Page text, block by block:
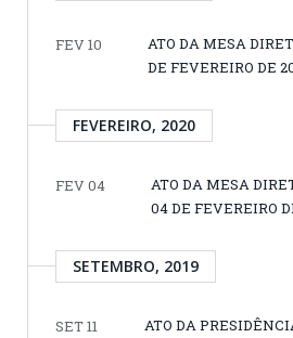
FEV 10
ATO DA MESA
DE FEVEREIRO DE
FEVEREIRO, 2020
FEV 04
ATO DA MESA
04 DE FEVEREIRO
SETEMBRO, 2019
SET 11
ATO DA